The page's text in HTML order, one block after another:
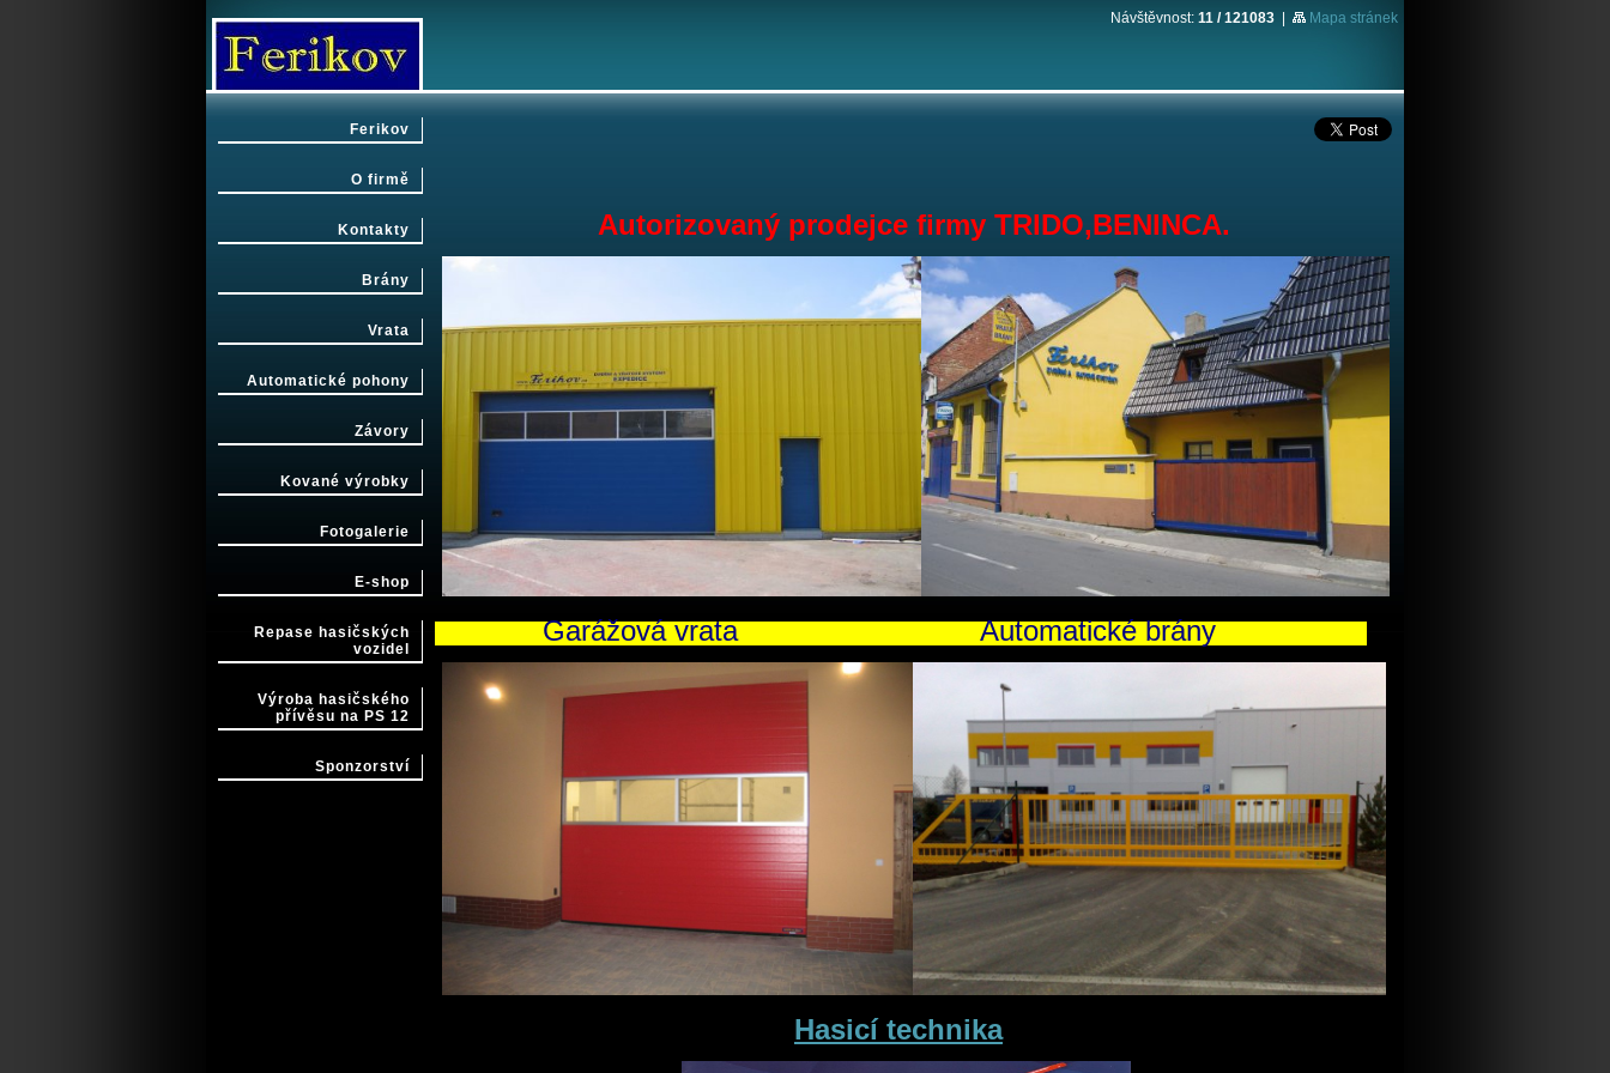
Návštěvnost: 11 / 121083 Mapa stránek
Ferikov
O firmě
Kontakty
Brány
Vrata
Automatické pohony
Závory
Kované výrobky
Fotogalerie
E-shop
Repase hasičských
vozidel
Výroba hasičského
přívěsu na PS 12
Sponzorství
Autorizovaný prodejce firmy TRIDO,BENINCA.
Garážová vrata Automatické brány
Hasicí technika